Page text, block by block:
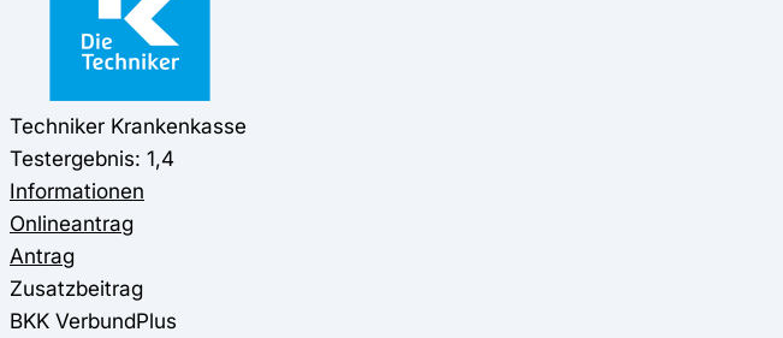
Techniker Krankenkasse
Testergebnis: 1,4
Informationen
Onlineantrag
Antrag
Zusatzbeitrag
BKK VerbundPlus